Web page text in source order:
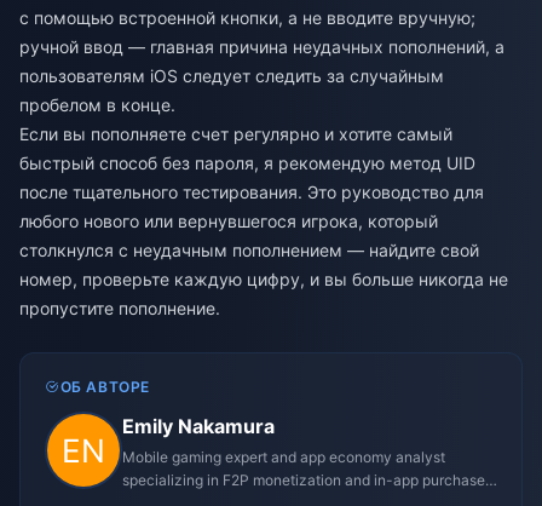
с помощью встроенной кнопки, а не вводите вручную;
ручной ввод — главная причина неудачных пополнений, а
пользователям iOS следует следить за случайным
пробелом в конце.
Если вы пополняете счет регулярно и хотите самый
быстрый способ без пароля, я рекомендую метод UID
после тщательного тестирования. Это руководство для
любого нового или вернувшегося игрока, который
столкнулся с неудачным пополнением — найдите свой
номер, проверьте каждую цифру, и вы больше никогда не
пропустите пополнение.
ОБ АВТОРЕ
Emily Nakamura
Mobile gaming expert and app economy analyst
specializing in F2P monetization and in-app purchase